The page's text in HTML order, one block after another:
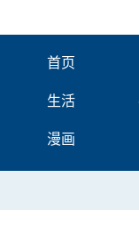
首页
生活
漫画